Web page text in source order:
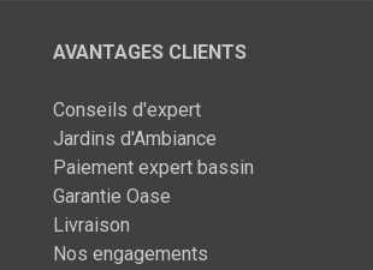
AVANTAGES CLIENTS
Conseils d'expert
Jardins d'Ambiance
Paiement expert bassin
Garantie Oase
Livraison
Nos engagements